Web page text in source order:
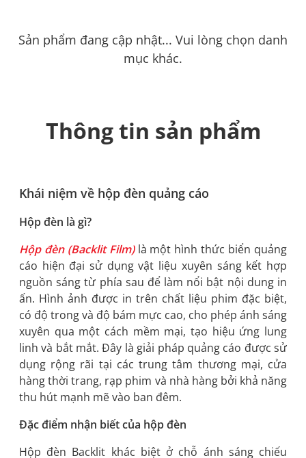
Sản phẩm đang cập nhật... Vui lòng chọn danh
mục khác.
Thông tin sản phẩm
Khái niệm về hộp đèn quảng cáo
Hộp đèn là gì?
Hộp đèn (Backlit Film)là một hình thức biển quảng
cáo hiện đại sử dụng vật liệu xuyên sáng kết hợp
nguồn sáng từ phía sau để làm nổi bật nội dung in
ấn. Hình ảnh được in trên chất liệu phim đặc biệt,
có độ trong và độ bám mực cao, cho phép ánh sáng
xuyên qua một cách mềm mại, tạo hiệu ứng lung
linh và bắt mắt. Đây là giải pháp quảng cáo được sử
dụng rộng rãi tại các trung tâm thương mại, cửa
hàng thời trang, rạp phim và nhà hàng bởi khả năng
thu hút mạnh mẽ vào ban đêm.
Đặc điểm nhận biết của hộp đèn
Hộp đèn Backlit khác biệt ở chỗ ánh sáng chiếu